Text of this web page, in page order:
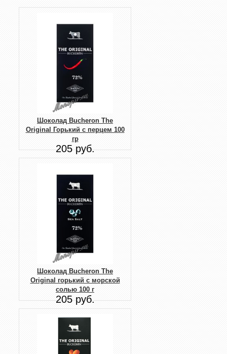
Шоколад Buсheron The
Original Горький с перцем 100
гр
205 руб.
Шоколад Bucheron The
Original горький с морской
солью 100 г
205 руб.